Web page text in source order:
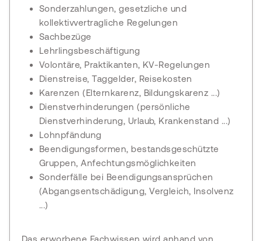
Sonderzahlungen, gesetzliche und
kollektivvertragliche Regelungen
Sachbezüge
Lehrlingsbeschäftigung
Volontäre, Praktikanten, KV-Regelungen
Dienstreise, Taggelder, Reisekosten
Karenzen (Elternkarenz, Bildungskarenz ...)
Dienstverhinderungen (persönliche
Dienstverhinderung, Urlaub, Krankenstand ...)
Lohnpfändung
Beendigungsformen, bestandsgeschützte
Gruppen, Anfechtungsmöglichkeiten
Sonderfälle bei Beendigungsansprüchen
(Abgangsentschädigung, Vergleich, Insolvenz
...)
Das erworbene Fachwissen wird anhand von